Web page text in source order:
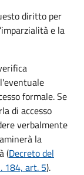
diritto per
e la
formale. Se
di accesso
verbalmente
la
(Decreto del
184, art. 5).